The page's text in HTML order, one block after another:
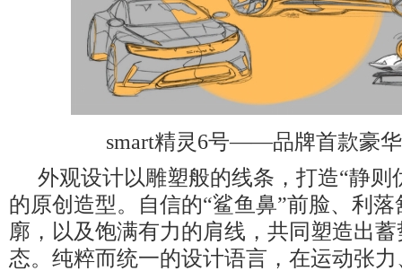
smart精灵6号——品牌首款豪
外观设计以雕塑般的线条，打造“静则
的原创造型。自信的“鲨鱼鼻”前脸、利
廓，以及饱满有力的肩线，共同塑造出
态。纯粹而统一的设计语言，在运动张